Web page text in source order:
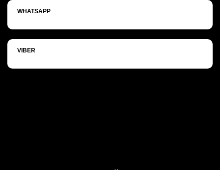
WHATSAPP
VIBER